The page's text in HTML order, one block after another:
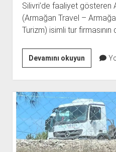
Silivri’de faaliyet gösteren
(Armağan Travel –
Turizm) isimli tur firmasının
Devamını okuyunTUR
FİRMASI
ETTİ